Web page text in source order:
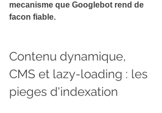
mecanisme que Googlebot rend de
facon fiable.
Contenu dynamique,
CMS et lazy-loading : les
pieges d'indexation